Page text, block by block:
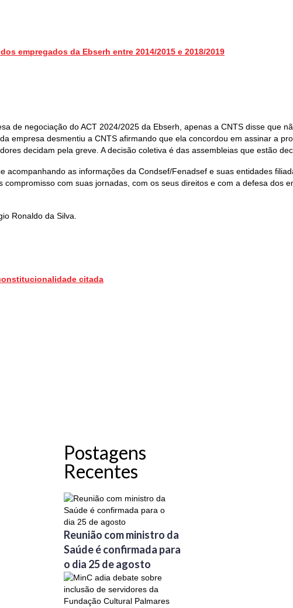
empregados da Ebserh entre 2014/2015 e 2018/2019
de negociação do ACT 2024/2025 da Ebserh, apenas a CNTS disse que
empresa desmentiu a CNTS afirmando que ela concordou em assinar a
decidam pela greve. A decisão coletiva é das assembleias que estão
as informações da Condsef/Fenadsef e suas entidades
com suas jornadas, com os seus direitos e com a defesa dos
Ronaldo da Silva.
citada
Postagens
Recentes
Reunião com ministro da
Saúde é confirmada para
o dia 25 de agosto